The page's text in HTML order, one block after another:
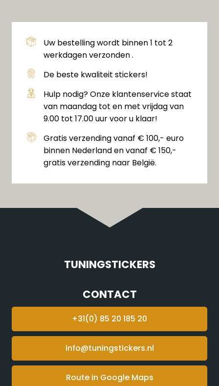
Uw bestelling wordt binnen 1 tot 2
werkdagen verzonden .
De beste kwaliteit stickers!
Hulp nodig? Onze klantenservice staat
van maandag tot en met vrijdag van
9.00 tot 17.00 uur voor u klaar!
Gratis verzending vanaf € 100,- euro
binnen Nederland en vanaf € 150,-
gratis verzending naar België.
TUNINGSTICKERS
CONTACT
+31(0) 85 20 185 20
info@tuningstickers.nl
Route in Google Maps